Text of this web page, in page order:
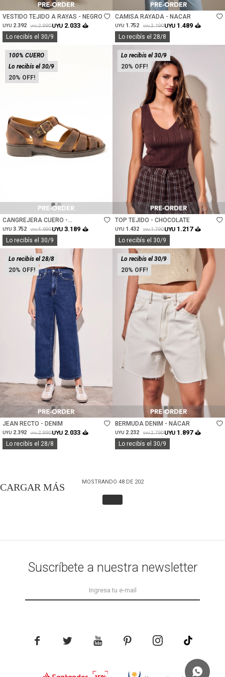
VESTIDO TEJIDO A RAYAS - NEGRO
UYU 2.392 UYU 2.990UYU 2.033
Lo recibís el 30/9
CAMISA RAYADA - NACAR
UYU 1.752 UYU 2.190UYU 1.489
Lo recibís el 28/8
20
100% CUERO
Lo recibís el 30/9
Talle
CANGREJERA CUERO -
CHOCOLATE
UYU 3.752 UYU 4.690UYU 3.189
Lo recibís el 30/9
20
Lo recibís el 30/9
Talle
TOP TEJIDO - CHOCOLATE
UYU 1.432 UYU 1.790UYU 1.217
Lo recibís el 30/9
20
Lo recibís el 28/8
Talle
JEAN RECTO - DENIM
UYU 2.392 UYU 2.990UYU 2.033
Lo recibís el 28/8
20
Lo recibís el 30/9
Talle
BERMUDA DENIM - NÁCAR
UYU 2.232 UYU 2.790UYU 1.897
Lo recibís el 30/9
MOSTRANDO 48DE 202
Suscríbete a nuestra newsletter
    